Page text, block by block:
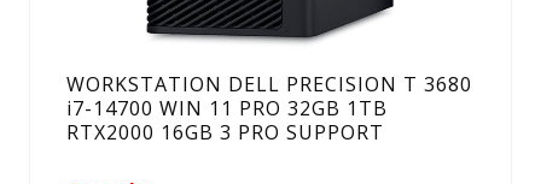
WORKSTATION DELL PRECISION T 3680
i7-14700 WIN 11 PRO 32GB 1TB
RTX2000 16GB 3 PRO SUPPORT